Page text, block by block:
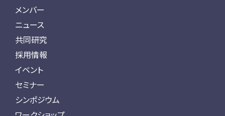
メンバー
ニュース
共同研究
採用情報
イベント
セミナー
シンポジウム